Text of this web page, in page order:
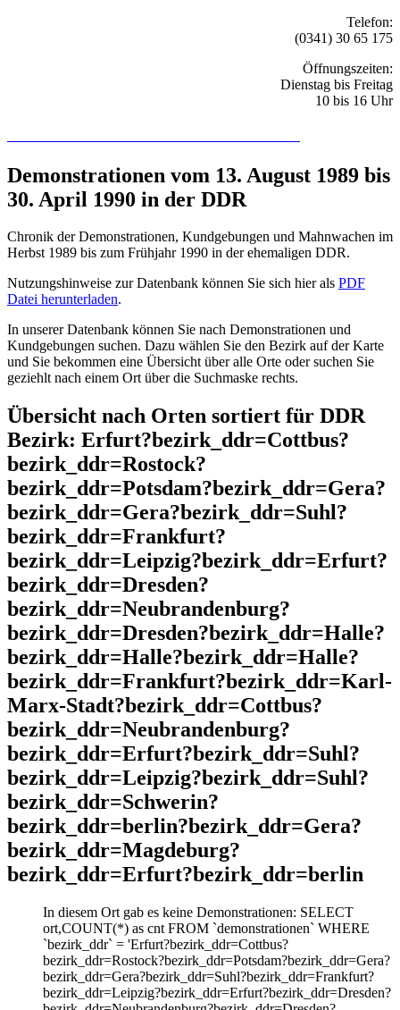
Telefon:
(0341) 30 65 175
Öffnungszeiten:
Dienstag bis Freitag
10 bis 16 Uhr
Demonstrationen vom 13. August 1989 bis
30. April 1990 in der DDR
Chronik der Demonstrationen, Kundgebungen und Mahnwachen im
Herbst 1989 bis zum Frühjahr 1990 in der ehemaligen DDR.
Nutzungshinweise zur Datenbank können Sie sich hier als PDF
Datei herunterladen.
In unserer Datenbank können Sie nach Demonstrationen und
Kundgebungen suchen. Dazu wählen Sie den Bezirk auf der Karte
und Sie bekommen eine Übersicht über alle Orte oder suchen Sie
geziehlt nach einem Ort über die Suchmaske rechts.
Übersicht nach Orten sortiert für DDR
Bezirk: Erfurt?bezirk_ddr=Cottbus?
bezirk_ddr=Rostock?
bezirk_ddr=Potsdam?bezirk_ddr=Gera?
bezirk_ddr=Gera?bezirk_ddr=Suhl?
bezirk_ddr=Frankfurt?
bezirk_ddr=Leipzig?bezirk_ddr=Erfurt?
bezirk_ddr=Dresden?
bezirk_ddr=Neubrandenburg?
bezirk_ddr=Dresden?bezirk_ddr=Halle?
bezirk_ddr=Halle?bezirk_ddr=Halle?
bezirk_ddr=Frankfurt?bezirk_ddr=Karl-
Marx-Stadt?bezirk_ddr=Cottbus?
bezirk_ddr=Neubrandenburg?
bezirk_ddr=Erfurt?bezirk_ddr=Suhl?
bezirk_ddr=Leipzig?bezirk_ddr=Suhl?
bezirk_ddr=Schwerin?
bezirk_ddr=berlin?bezirk_ddr=Gera?
bezirk_ddr=Magdeburg?
bezirk_ddr=Erfurt?bezirk_ddr=berlin
In diesem Ort gab es keine Demonstrationen: SELECT
ort,COUNT(*) as cnt FROM `demonstrationen` WHERE
`bezirk_ddr` = 'Erfurt?bezirk_ddr=Cottbus?
bezirk_ddr=Rostock?bezirk_ddr=Potsdam?bezirk_ddr=Gera?
bezirk_ddr=Gera?bezirk_ddr=Suhl?bezirk_ddr=Frankfurt?
bezirk_ddr=Leipzig?bezirk_ddr=Erfurt?bezirk_ddr=Dresden?